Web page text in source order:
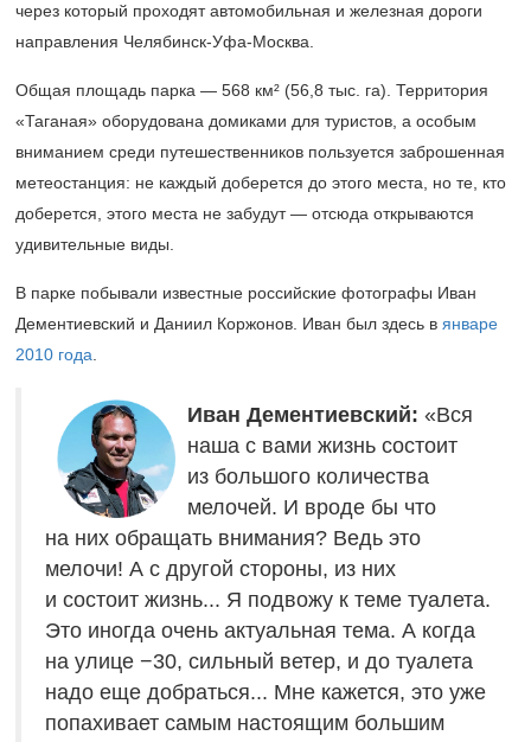
через который проходят автомобильная и железная дороги
направления Челябинск-Уфа-Москва.
Общая площадь парка — 568 км² (56,8 тыс. га). Территория
«Таганая» оборудована домиками для туристов, а особым
вниманием среди путешественников пользуется заброшенная
метеостанция: не каждый доберется до этого места, но те, кто
доберется, этого места не забудут — отсюда открываются
удивительные виды.
В парке побывали известные российские фотографы Иван
Дементиевский и Даниил Коржонов. Иван был здесь в январе
2010 года
Иван Дементиевский: «Вся
наша с вами жизнь состоит
из большого количества
мелочей. И вроде бы что
на них обращать внимания? Ведь это
мелочи! А с другой стороны, из них
и состоит жизнь... Я подвожу к теме туалета.
Это иногда очень актуальная тема. А когда
на улице −30, сильный ветер, и до туалета
надо еще добраться... Мне кажется, это уже
попахивает самым настоящим большим